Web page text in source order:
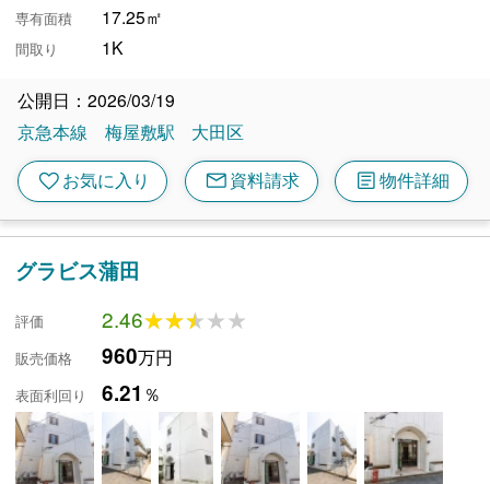
専有面積 17.25㎡
間取り 1K
公開日：2026/03/19
京急本線
梅屋敷駅 大田区
favoriteお気に入り mail資料請求 article物件詳細
グラビス蒲田
評価 2.46★★★★★
★★★★★
販売価格 960万円
表面利回り 6.21 ％